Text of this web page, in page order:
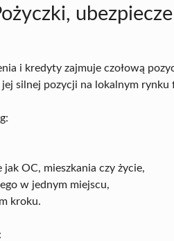
i kredyty zajmuje czołową
silnej pozycji na lokalnym rynku
OC, mieszkania czy życie,
w jednym miejscu,
kroku.